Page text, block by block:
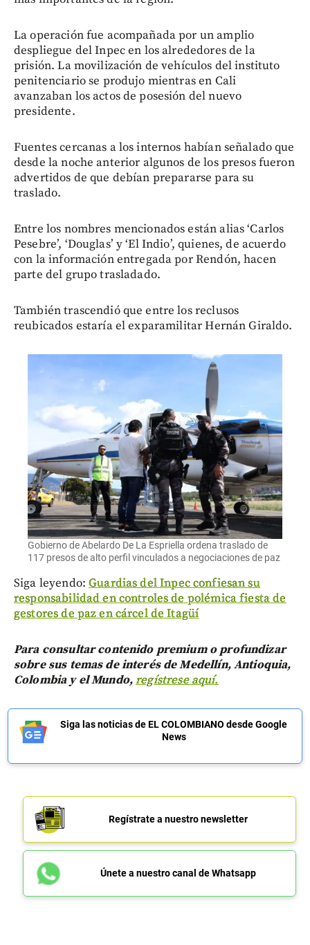
La operación fue acompañada por un amplio
despliegue del Inpec en los alrededores de la
prisión. La movilización de vehículos del instituto
penitenciario se produjo mientras en Cali
avanzaban los actos de posesión del nuevo
presidente.
Fuentes cercanas a los internos habían señalado que
desde la noche anterior algunos de los presos fueron
advertidos de que debían prepararse para su
traslado.
Entre los nombres mencionados están alias ‘Carlos
Pesebre’, ‘Douglas’ y ‘El Indio’, quienes, de acuerdo
con la información entregada por Rendón, hacen
parte del grupo trasladado.
También trascendió que entre los reclusos
reubicados estaría el exparamilitar Hernán Giraldo.
Gobierno de Abelardo De La Espriella ordena traslado de
117 presos de alto perfil vinculados a negociaciones de paz
Siga leyendo:Guardias del Inpec confiesan su
responsabilidad en controles de polémica fiesta de
gestores de paz en cárcel de Itagüí
Para consultar contenido premium o profundizar
sobre sus temas de interés de Medellín, Antioquia,
Colombia y el Mundo,regístrese aquí.
Siga las noticias de EL COLOMBIANO desde Google
News
Regístrate a nuestro newsletter
Únete a nuestro canal de Whatsapp